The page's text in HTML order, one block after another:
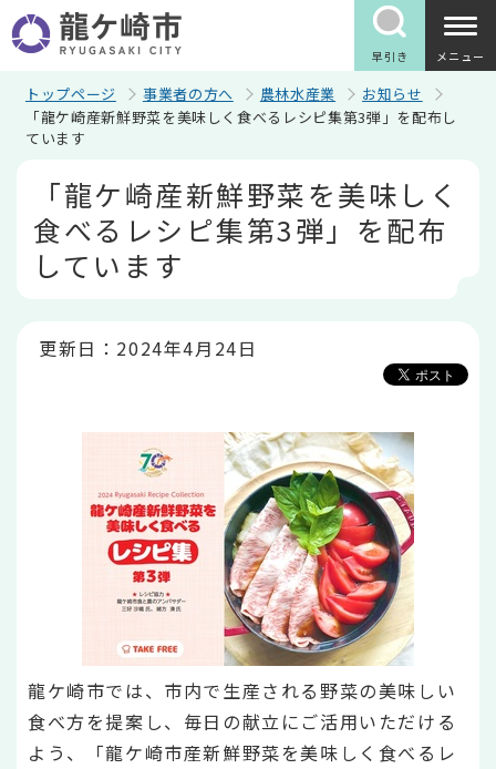
の
ペ
早引き メニュー
トップページ 事業者の方へ 農林水産業
お知らせ
「龍ケ崎産新鮮野菜を美味しく食べるレシピ集第3弾」を配布し
ています
「龍ケ崎産新鮮野菜を美味しく
食べるレシピ集第3弾」を配布
しています
更新日：2024年4月24日
龍ケ崎市では、市内で生産される野菜の美味しい
食べ方を提案し、毎日の献立にご活用いただける
よう、「龍ケ崎市産新鮮野菜を美味しく食べるレ